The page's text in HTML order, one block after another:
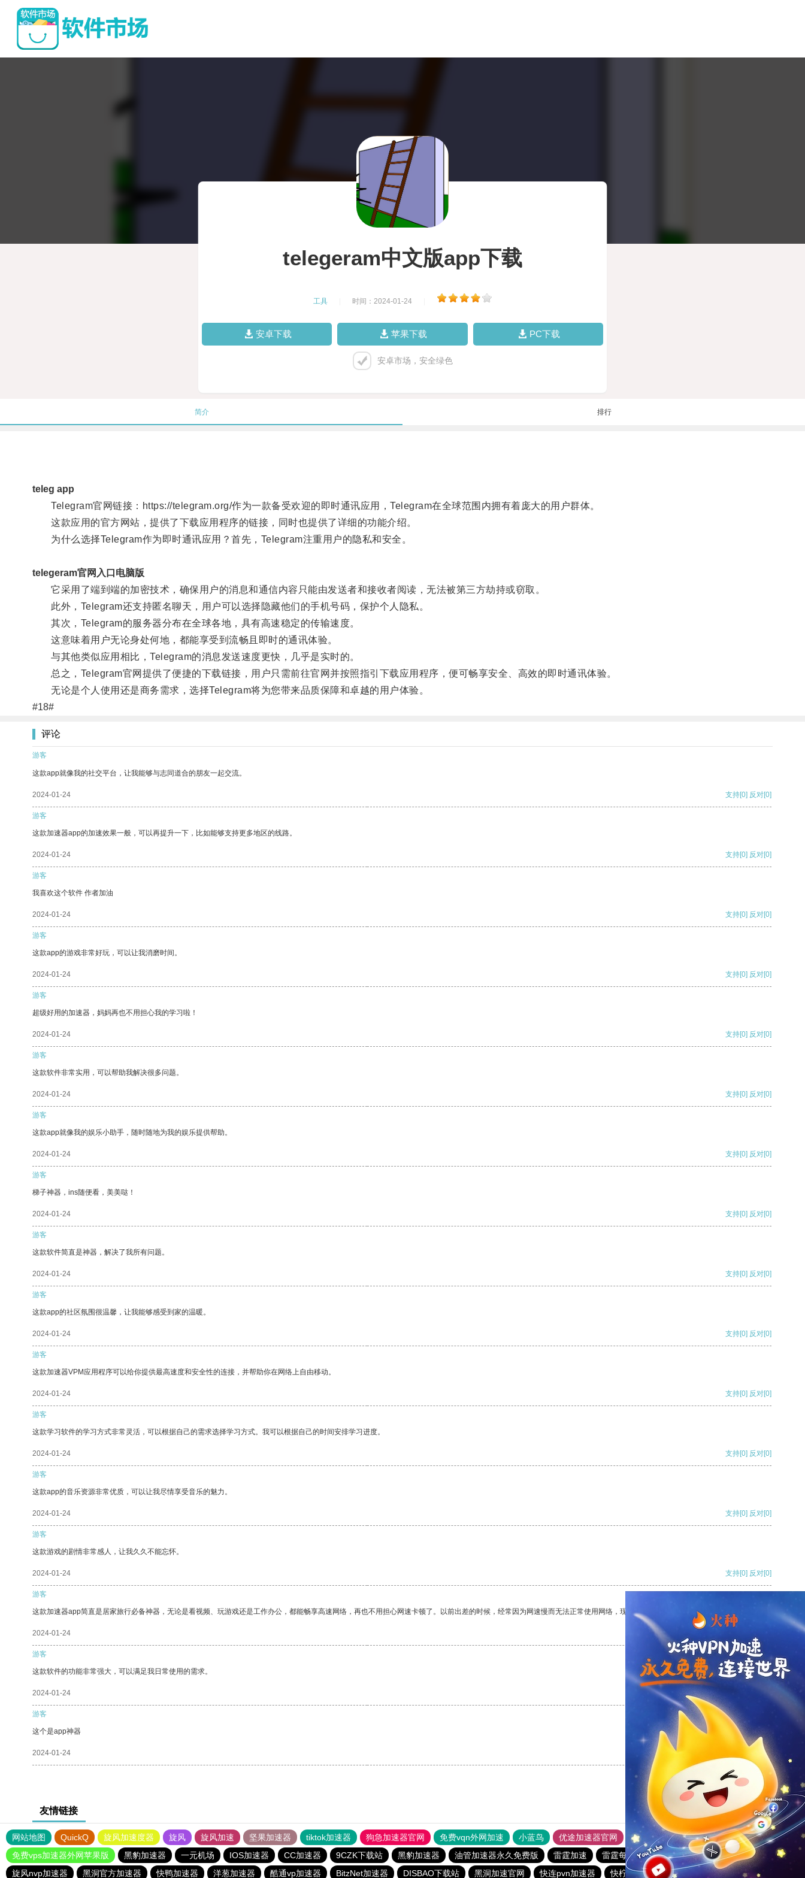
telegeram中文版app下载
工具 时间：2024-01-24
安卓下载 苹果下载 PC下载
安卓市场，安全绿色
简介 排行
teleg app
Telegram官网链接：https://telegram.org/作为一款备受欢迎的即时通讯应用，Telegram在全球范围内拥有着庞大的用户群体。
这款应用的官方网站，提供了下载应用程序的链接，同时也提供了详细的功能介绍。
为什么选择Telegram作为即时通讯应用？首先，Telegram注重用户的隐私和安全。
telegeram官网入口电脑版
它采用了端到端的加密技术，确保用户的消息和通信内容只能由发送者和接收者阅读，无法被第三方劫持或窃取。
此外，Telegram还支持匿名聊天，用户可以选择隐藏他们的手机号码，保护个人隐私。
其次，Telegram的服务器分布在全球各地，具有高速稳定的传输速度。
这意味着用户无论身处何地，都能享受到流畅且即时的通讯体验。
与其他类似应用相比，Telegram的消息发送速度更快，几乎是实时的。
总之，Telegram官网提供了便捷的下载链接，用户只需前往官网并按照指引下载应用程序，便可畅享安全、高效的即时通讯体验。
无论是个人使用还是商务需求，选择Telegram将为您带来品质保障和卓越的用户体验。
#18#
评论
游客
这款app就像我的社交平台，让我能够与志同道合的朋友一起交流。
2024-01-24 支持[0] 反对[0]
游客
这款加速器app的加速效果一般，可以再提升一下，比如能够支持更多地区的线路。
2024-01-24 支持[0] 反对[0]
游客
我喜欢这个软件 作者加油
2024-01-24 支持[0] 反对[0]
游客
这款app的游戏非常好玩，可以让我消磨时间。
2024-01-24 支持[0] 反对[0]
游客
超级好用的加速器，妈妈再也不用担心我的学习啦！
2024-01-24 支持[0] 反对[0]
游客
这款软件非常实用，可以帮助我解决很多问题。
2024-01-24 支持[0] 反对[0]
游客
这款app就像我的娱乐小助手，随时随地为我的娱乐提供帮助。
2024-01-24 支持[0] 反对[0]
游客
梯子神器，ins随便看，美美哒！
2024-01-24 支持[0] 反对[0]
游客
这款软件简直是神器，解决了我所有问题。
2024-01-24 支持[0] 反对[0]
游客
这款app的社区氛围很温馨，让我能够感受到家的温暖。
2024-01-24 支持[0] 反对[0]
游客
这款加速器VPM应用程序可以给你提供最高速度和安全性的连接，并帮助你在网络上自由移动。
2024-01-24 支持[0] 反对[0]
游客
这款学习软件的学习方式非常灵活，可以根据自己的需求选择学习方式。我可以根据自己的时间安排学习进度。
2024-01-24 支持[0] 反对[0]
游客
这款app的音乐资源非常优质，可以让我尽情享受音乐的魅力。
2024-01-24 支持[0] 反对[0]
游客
这款游戏的剧情非常感人，让我久久不能忘怀。
2024-01-24 支持[0] 反对[0]
游客
这款加速器app简直是居家旅行必备神器，无论是看视频、玩游戏还是工作办公，都能畅享高速网络，再也不用担心网速卡顿了。以前出差的时候，经常因为网速慢而无法正常使用网络，现在有了这个app，我再也不用担心了。
2024-01-24
游客
这款软件的功能非常强大，可以满足我日常使用的需求。
2024-01-24 反对
游客
这个是app神器
2024-01-24 反对[0]
友情链接
网站地图 QuickQ 旋风加速度器 旋风 旋风加速 坚果加速器 tiktok加速器 狗急加速器官网 免费vqn外网加速 小蓝鸟 优途加速器官网 风驰加速器 旋风加速器
八戒看书
免费vps加速器外网苹果版
黑豹加速器 一元机场 IOS加速器 CC加速器 9CZK下载站 黑豹加速器 油管加速器永久免费版 雷霆加速 雷霆每天免费2小时
免费跨墙软件
旋风nvp加速器
黑洞官方加速器 快鸭加速器 洋葱加速器 酷通vp加速器 BitzNet加速器 DISBAO下载站 黑洞加速官网 快连pvn加速器 快柠檬加速器 CHK下载站 快连pvn加速器